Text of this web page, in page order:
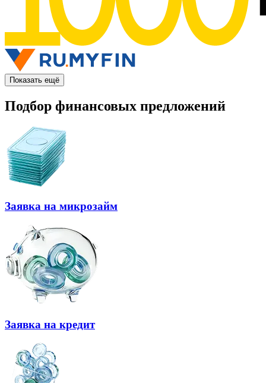
Показать ещё
Подбор финансовых предложений
Заявка на микрозайм
Заявка на кредит